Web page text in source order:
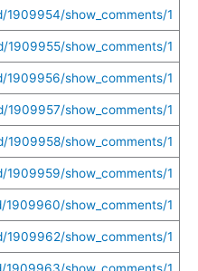
show_comments/1
show_comments/1
show_comments/1
show_comments/1
show_comments/1
show_comments/1
show_comments/1
show_comments/1
show_comments/1